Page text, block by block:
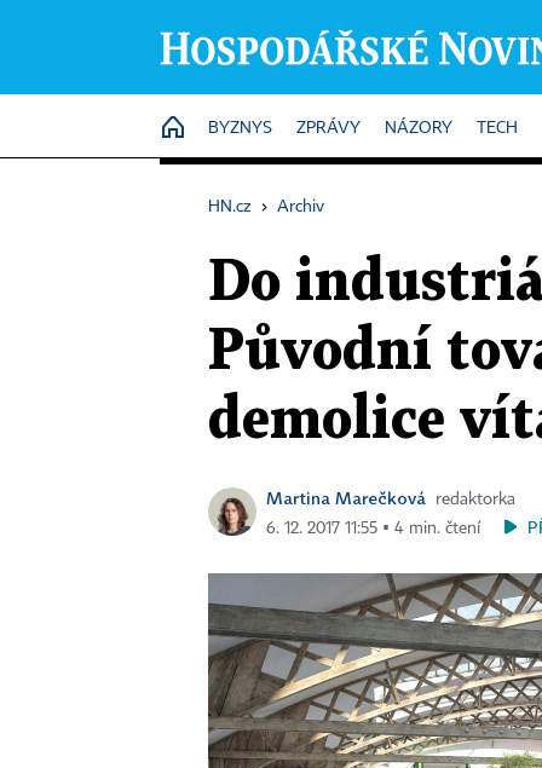
HOME
BYZNYS ZPRÁVY NÁZORY TECH
HN.cz › Archiv
Do
Původní
demolice
Martina Marečková
redaktorka
6. 12. 2017 11:55 ▪ 4 min. čtení